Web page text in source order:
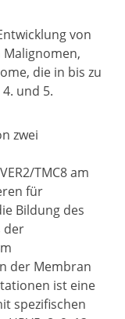
von
die in bis zu
und 5.
zwei
TMC8 am
für
Bildung des
der
der Membran
ist eine
spezifischen